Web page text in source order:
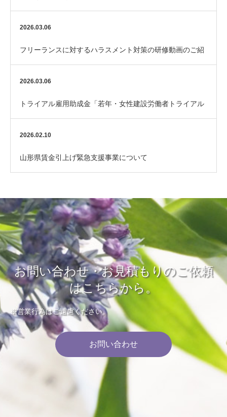
（厚生労働省）
2026.03.06
フリーランスに対するハラスメント対策の研修動画のご紹
介
2026.03.06
トライアル雇用助成金「若年・女性建設労働者トライアル
コース」のご案内
2026.02.10
山形県賃金引上げ緊急支援事業について
お問い合わせ・お見積もりのご依頼
はこちらから。
※営業行為はご遠慮ください。
お問い合わせ